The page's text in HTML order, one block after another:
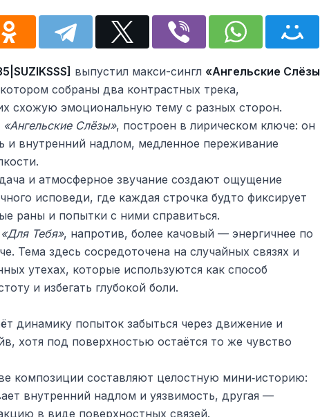
выпустил макси-сингл «Ангельские Слёзы
собраны два контрастных трека,
схожую эмоциональную тему с разных сторон.
«Ангельские Слёзы», построен в лирическом ключе: он
и внутренний надлом, медленное переживание
и атмосферное звучание создают ощущение
исповеди, где каждая строчка будто фиксирует
раны и попытки с ними справиться.
«Для Тебя», напротив, более качовый — энергичнее по
Тема здесь сосредоточена на случайных связях и
утехах, которые используются как способ
и избегать глубокой боли.
динамику попыток забыться через движение и
хотя под поверхностью остаётся то же чувство
композиции составляют целостную мини‑историю:
внутренний надлом и уязвимость, другая —
в виде поверхностных связей.